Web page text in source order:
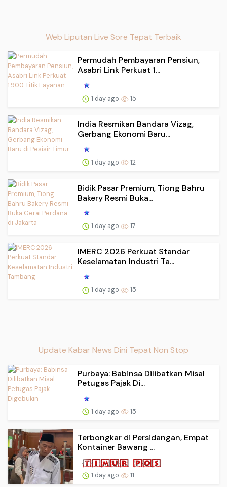
Web Liputan Live Sore Tepat Terbaik
Permudah Pembayaran Pensiun,
Asabri Link Perkuat 1...
1 day ago 15
India Resmikan Bandara Vizag,
Gerbang Ekonomi Baru...
1 day ago 12
Bidik Pasar Premium, Tiong Bahru
Bakery Resmi Buka...
1 day ago 17
IMERC 2026 Perkuat Standar
Keselamatan Industri Ta...
1 day ago 15
Update Kabar News Dini Tepat Non Stop
Purbaya: Babinsa Dilibatkan Misal
Petugas Pajak Di...
1 day ago 15
Terbongkar di Persidangan, Empat
Kontainer Bawang ...
1 day ago 11